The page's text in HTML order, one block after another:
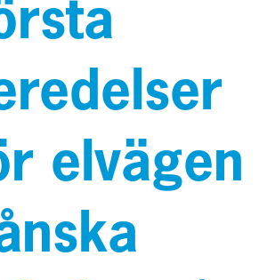
elvägen